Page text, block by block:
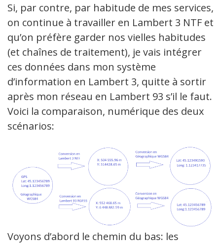
Si, par contre, par habitude de mes services,
on continue à travailler en Lambert 3 NTF et
qu’on préfère garder nos vielles habitudes
(et chaînes de traitement), je vais intégrer
ces données dans mon système
d’information en Lambert 3, quitte à sortir
après mon réseau en Lambert 93 s’il le faut.
Voici la comparaison, numérique des deux
scénarios:
Voyons d’abord le chemin du bas: les